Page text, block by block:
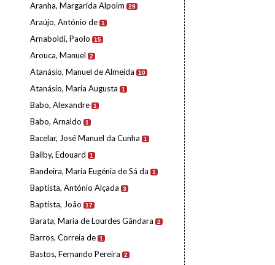
Aranha, Margarida Alpoim 29
Araújo, António de 1
Arnaboldi, Paolo 15
Arouca, Manuel 2
Atanásio, Manuel de Almeida 10
Atanásio, Maria Augusta 1
Babo, Alexandre 1
Babo, Arnaldo 1
Bacelar, José Manuel da Cunha 1
Bailby, Edouard 1
Bandeira, Maria Eugénia de Sá da 1
Baptista, António Alçada 3
Baptista, João 17
Barata, Maria de Lourdes Gândara 2
Barros, Correia de 1
Bastos, Fernando Pereira 2